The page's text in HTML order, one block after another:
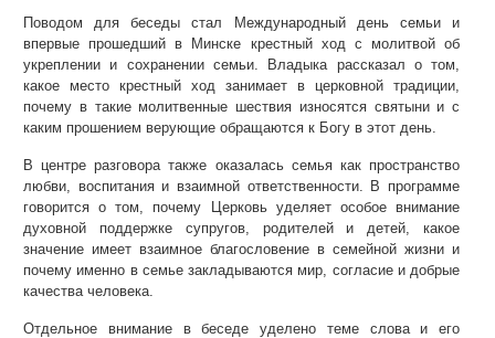
Поводом для беседы стал Международный день семьи и
впервые прошедший в Минске крестный ход с молитвой об
укреплении и сохранении семьи. Владыка рассказал о том,
какое место крестный ход занимает в церковной традиции,
почему в такие молитвенные шествия износятся святыни и с
каким прошением верующие обращаются к Богу в этот день.
В центре разговора также оказалась семья как пространство
любви, воспитания и взаимной ответственности. В программе
говорится о том, почему Церковь уделяет особое внимание
духовной поддержке супругов, родителей и детей, какое
значение имеет взаимное благословение в семейной жизни и
почему именно в семье закладываются мир, согласие и добрые
качества человека.
Отдельное внимание в беседе уделено теме слова и его